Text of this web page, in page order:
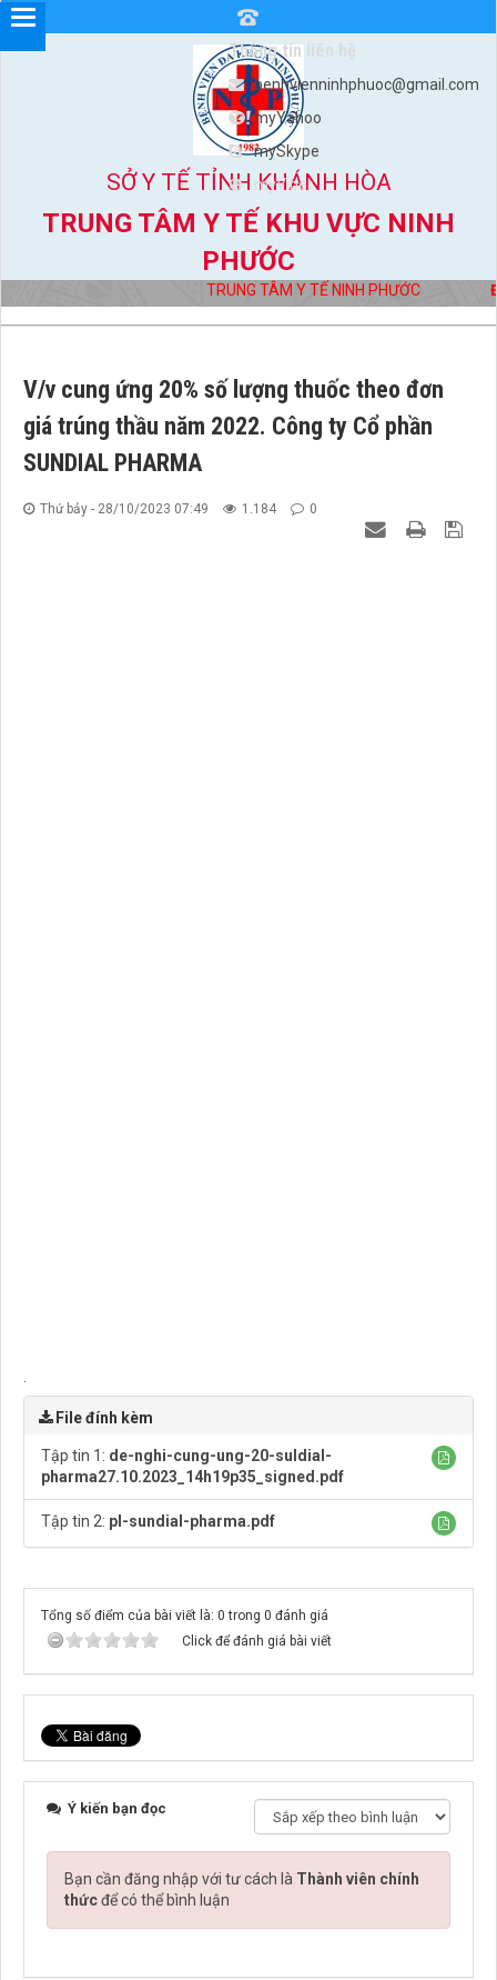
SỞ Y TẾ TỈNH KHÁNH HÒA
TRUNG TÂM Y TẾ KHU VỰC NINH
PHƯỚC
TRUNG TÂM Y TẾ NINH PHƯỚC
Thông tin liên hệ
benhvienninhphuoc@gmail.com
myYahoo
mySkype
myViber
V/v cung ứng 20% số lượng thuốc theo đơn
giá trúng thầu năm 2022. Công ty Cổ phần
SUNDIAL PHARMA
Thứ bảy - 28/10/2023 07:49 1.184 0
File đính kèm
Tập tin 1: de-nghi-cung-ung-20-suldial-
pharma27.10.2023_14h19p35_signed.pdf
Tập tin 2: pl-sundial-pharma.pdf
Tổng số điểm của bài viết là: 0 trong 0 đánh giá
Click để đánh giá bài viết
Ý kiến bạn đọc
Bạn cần đăng nhập với tư cách là Thành viên chính
thứcđể có thể bình luận